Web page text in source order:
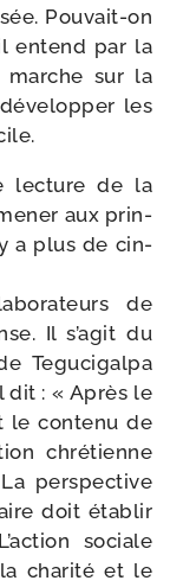
Pouvait-​on
entend par la
marche sur la
les
lec­ture de la
aux prin­
a plus de cin­
de
Il s’agit du
Tegucigalpa
dit : « Après le
le conte­nu de
chré­tienne
pers­pec­tive
doit éta­blir
sociale
cha­ri­té et le